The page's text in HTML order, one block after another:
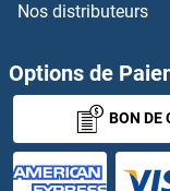
Nos distributeurs
Options de
BON DE